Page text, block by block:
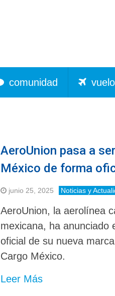
comunidad
AeroUnion pasa a
México de forma
junio 25, 2025 Noticias y
AeroUnion, la aerolínea
mexicana, ha anunciado
oficial de su nueva
Cargo México.
Leer Más